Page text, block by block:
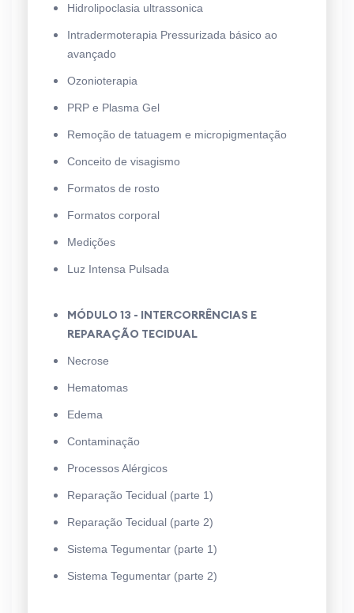
Hidrolipoclasia ultrassonica
Intradermoterapia Pressurizada básico ao
avançado
Ozonioterapia
PRP e Plasma Gel
Remoção de tatuagem e micropigmentação
Conceito de visagismo
Formatos de rosto
Formatos corporal
Medições
Luz Intensa Pulsada
MÓDULO 13 - INTERCORRÊNCIAS E
REPARAÇÃO TECIDUAL
Necrose
Hematomas
Edema
Contaminação
Processos Alérgicos
Reparação Tecidual (parte 1)
Reparação Tecidual (parte 2)
Sistema Tegumentar (parte 1)
Sistema Tegumentar (parte 2)